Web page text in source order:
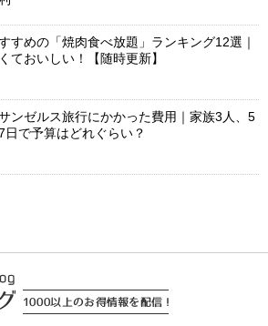
すめの「焼肉食べ放題」ランキング12選｜
ておいしい！【随時更新】
ンゼルス旅行にかかった費用｜家族3人、5
日で予算はどれぐらい？